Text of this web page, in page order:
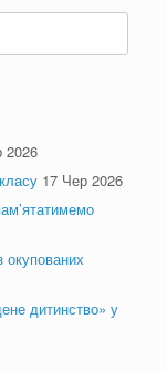
2026
17 Чер 2026
окупованих
дитинство» у